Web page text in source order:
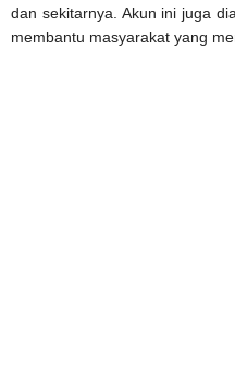
dan sekitarnya. Akun ini juga
membantu masyarakat yang